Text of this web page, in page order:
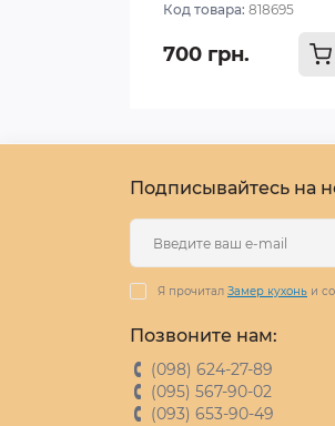
Код товара: 818695
700 грн.
Подписывайтесь на
Я прочитал Замер кухонь и
Позвоните нам:
(098) 624-27-89
(095) 567-90-02
(093) 653-90-49